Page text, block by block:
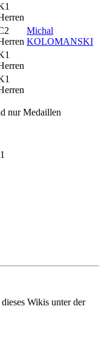
Michal
KOLOMANSKI
nur Medaillen
Wikis unter der